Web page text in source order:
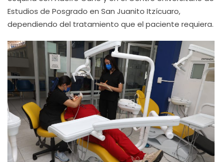
Estudios de Posgrado en San Juanito Itzícuaro,
dependiendo del tratamiento que el paciente requiera.